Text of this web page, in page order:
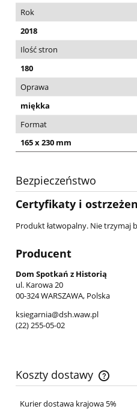
Rok
2018
Ilość stron
180
Oprawa
miękka
Format
165 x 230 mm
Bezpieczeństwo
Certyfikaty i
Produkt łatwopalny. Nie trzymaj
Producent
Dom Spotkań z Historią
ul. Karowa 20
00-324 WARSZAWA, Polska
ksiegarnia@dsh.waw.pl
(22) 255-05-02
Koszty dostawy
Cena nie zawiera
Kurier dostawa krajowa 5%